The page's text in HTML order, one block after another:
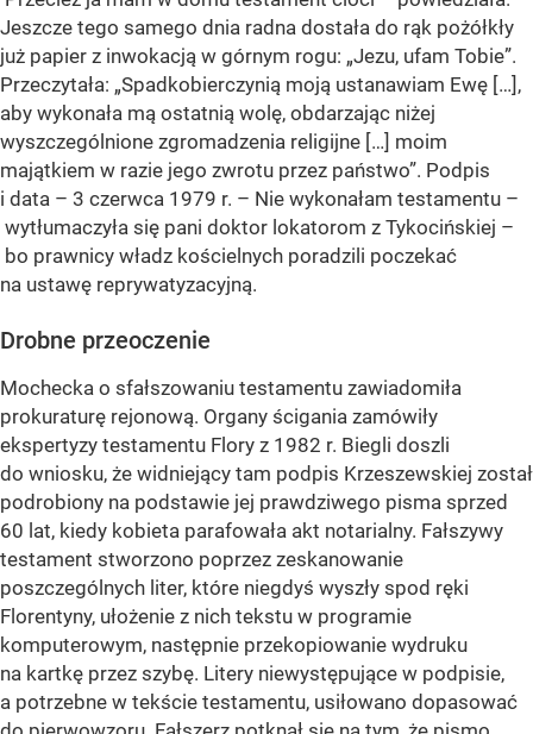
Jeszcze tego samego dnia radna dostała do rąk pożółkły
już papier z inwokacją w górnym rogu: „Jezu, ufam Tobie”.
Przeczytała: „Spadkobierczynią moją ustanawiam Ewę […],
aby wykonała mą ostatnią wolę, obdarzając niżej
wyszczególnione zgromadzenia religijne […] moim
majątkiem w razie jego zwrotu przez państwo”. Podpis
i data – 3 czerwca 1979 r. – Nie wykonałam testamentu –
wytłumaczyła się pani doktor lokatorom z Tykocińskiej –
bo prawnicy władz kościelnych poradzili poczekać
na ustawę reprywatyzacyjną.
Drobne przeoczenie
Mochecka o sfałszowaniu testamentu zawiadomiła
prokuraturę rejonową. Organy ścigania zamówiły
ekspertyzy testamentu Flory z 1982 r. Biegli doszli
do wniosku, że widniejący tam podpis Krzeszewskiej został
podrobiony na podstawie jej prawdziwego pisma sprzed
60 lat, kiedy kobieta parafowała akt notarialny. Fałszywy
testament stworzono poprzez zeskanowanie
poszczególnych liter, które niegdyś wyszły spod ręki
Florentyny, ułożenie z nich tekstu w programie
komputerowym, następnie przekopiowanie wydruku
na kartkę przez szybę. Litery niewystępujące w podpisie,
a potrzebne w tekście testamentu, usiłowano dopasować